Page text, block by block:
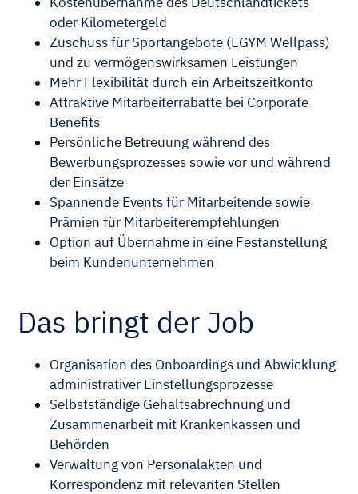
oder Kilometergeld
Zuschuss für Sportangebote (EGYM Wellpass)
und zu vermögenswirksamen Leistungen
Mehr Flexibilität durch ein Arbeitszeitkonto
Attraktive Mitarbeiterrabatte bei Corporate
Benefits
Persönliche Betreuung während des
Bewerbungsprozesses sowie vor und während
der Einsätze
Spannende Events für Mitarbeitende sowie
Prämien für Mitarbeiterempfehlungen
Option auf Übernahme in eine Festanstellung
beim Kundenunternehmen
Das bringt der Job
Organisation des Onboardings und Abwicklung
administrativer Einstellungsprozesse
Selbstständige Gehaltsabrechnung und
Zusammenarbeit mit Krankenkassen und
Behörden
Verwaltung von Personalakten und
Korrespondenz mit relevanten Stellen